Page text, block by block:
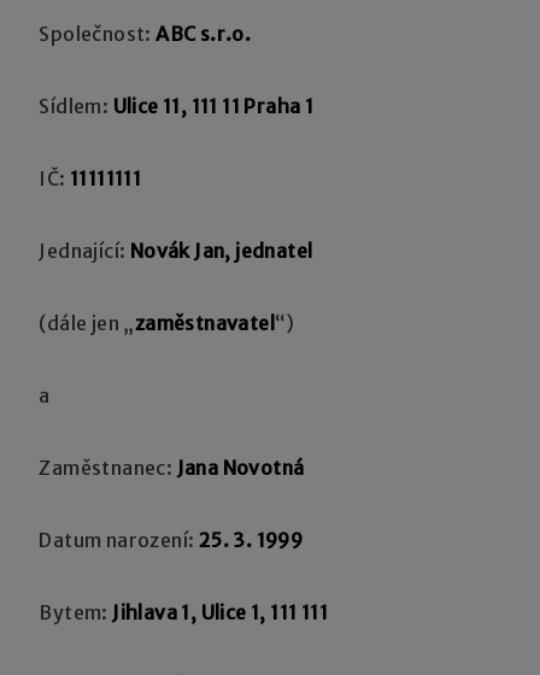
Společnost:ABC s.r.o.
Sídlem: Ulice 11, 111 11 Praha 1
IČ: 11111111
Jednající: Novák Jan, jednatel
(dále jen „zaměstnavatel “)
a
Zaměstnanec: Jana Novotná
Datum narození: 25. 3. 1999
Bytem: Jihlava 1, Ulice 1, 111 111